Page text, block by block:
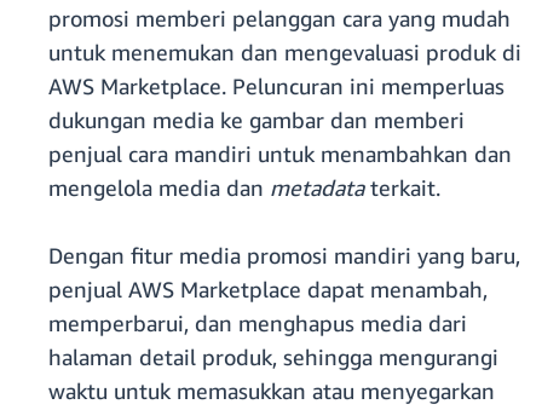
promosi memberi pelanggan cara yang mudah
untuk menemukan dan mengevaluasi produk di
AWS Marketplace. Peluncuran ini memperluas
dukungan media ke gambar dan memberi
penjual cara mandiri untuk menambahkan dan
mengelola media dan metadataterkait.
Dengan fitur media promosi mandiri yang baru,
penjual AWS Marketplace dapat menambah,
memperbarui, dan menghapus media dari
halaman detail produk, sehingga mengurangi
waktu untuk memasukkan atau menyegarkan